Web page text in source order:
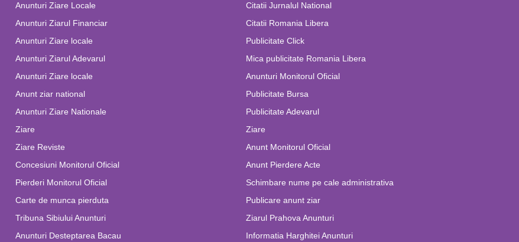
Anunturi Ziare Locale
Anunturi Ziarul Financiar
Anunturi Ziare locale
Anunturi Ziarul Adevarul
Anunturi Ziare locale
Anunt ziar national
Anunturi Ziare Nationale
Ziare
Ziare Reviste
Concesiuni Monitorul Oficial
Pierderi Monitorul Oficial
Carte de munca pierduta
Tribuna Sibiului Anunturi
Anunturi Desteptarea Bacau
Citatii Jurnalul National
Citatii Romania Libera
Publicitate Click
Mica publicitate Romania Libera
Anunturi Monitorul Oficial
Publicitate Bursa
Publicitate Adevarul
Ziare
Anunt Monitorul Oficial
Anunt Pierdere Acte
Schimbare nume pe cale administrativa
Publicare anunt ziar
Ziarul Prahova Anunturi
Informatia Harghitei Anunturi